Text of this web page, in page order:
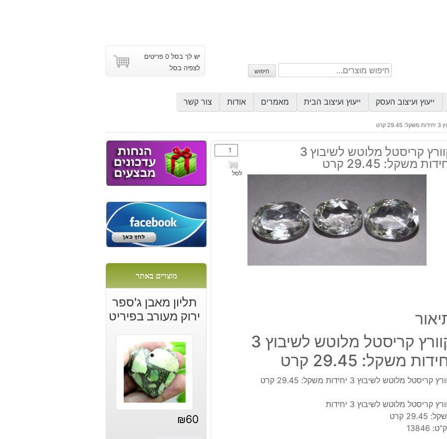
חיפוש
עבור:
חיפוש
יש לך בסל 0 פריטים
לצפיה בסל
ייעוץ ועיצוב העסק ייעוץ ועיצוב הבית מאמרים אודות צור קשר
קרט
קוורץ קריסטל מלוטש לשיבוץ 3
משקל: 29.45 קרט
כמות
של
קוורץ
לסל
קוורץ קריסטל מלוטש לשיבוץ 3
משקל: 29.45 קרט
קריסטל מלוטש לשיבוץ 3 יחידות משקל: 29.45 קרט
קריסטל מלוטש לשיבוץ 3 יחידות
29.45 קרט
13846
מוצרים באתר
תליון מאבן ג'ספר
ירוק מעורב בפיריט
₪60